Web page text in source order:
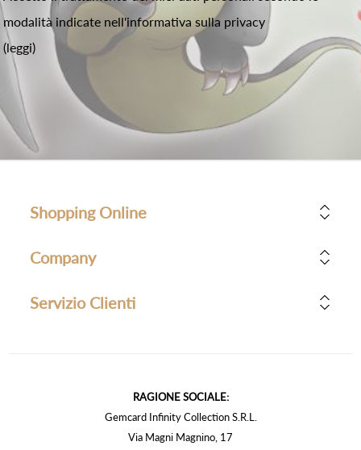
modalità indicate nell'informativa sulla privacy
(leggi)
Shopping Online
Company
Servizio Clienti
RAGIONE SOCIALE:
Gemcard Infinity Collection S.R.L.
Via Magni Magnino, 17